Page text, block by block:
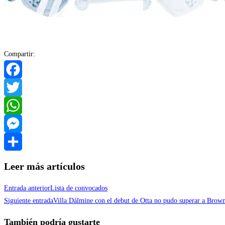
Compartir:
Facebook
Twitter
WhatsApp
Messenger
Leer más artículos
Entrada anteriorLista de convocados
Siguiente entradaVilla Dálmine con el debut de Otta no pudo superar a
También podría gustarte